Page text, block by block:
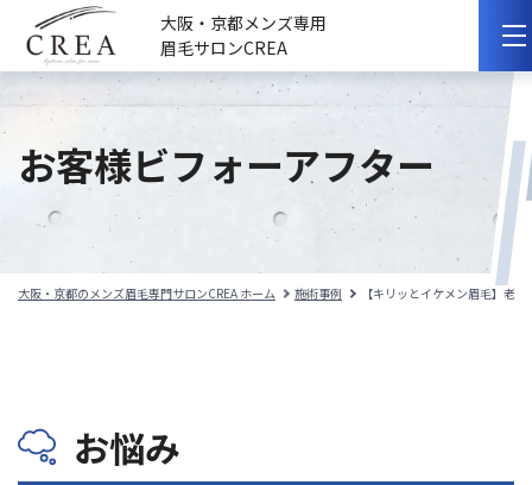
大阪・京都メンズ専用
眉毛サロンCREA
初めての方へ
選ばれる理由
サロンのこだわり
サロンの紹介
施術事例
お客様ビフォーアフター
大阪・京都のメンズ眉毛専門サロンCREA ホーム 施術事例 【キリッとイケメン眉毛】老
お悩み